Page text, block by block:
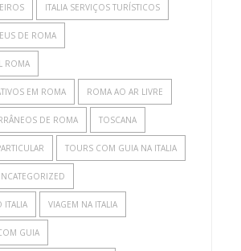
ITALIA SERVIÇOS TURÍSTICOS
DE ROMA
ROMA
EM ROMA ROMA AO AR LIVRE
DE ROMA TOSCANA
TOURS COM GUIA NA ITALIA
ITALIA VIAGEM NA ITALIA
GUIA